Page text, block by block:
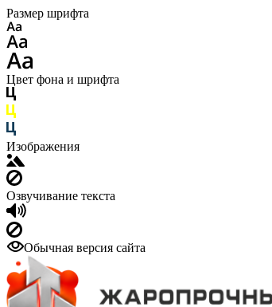
Размер шрифта
Цвет фона и шрифта
Изображения
Озвучивание текста
Обычная версия сайта